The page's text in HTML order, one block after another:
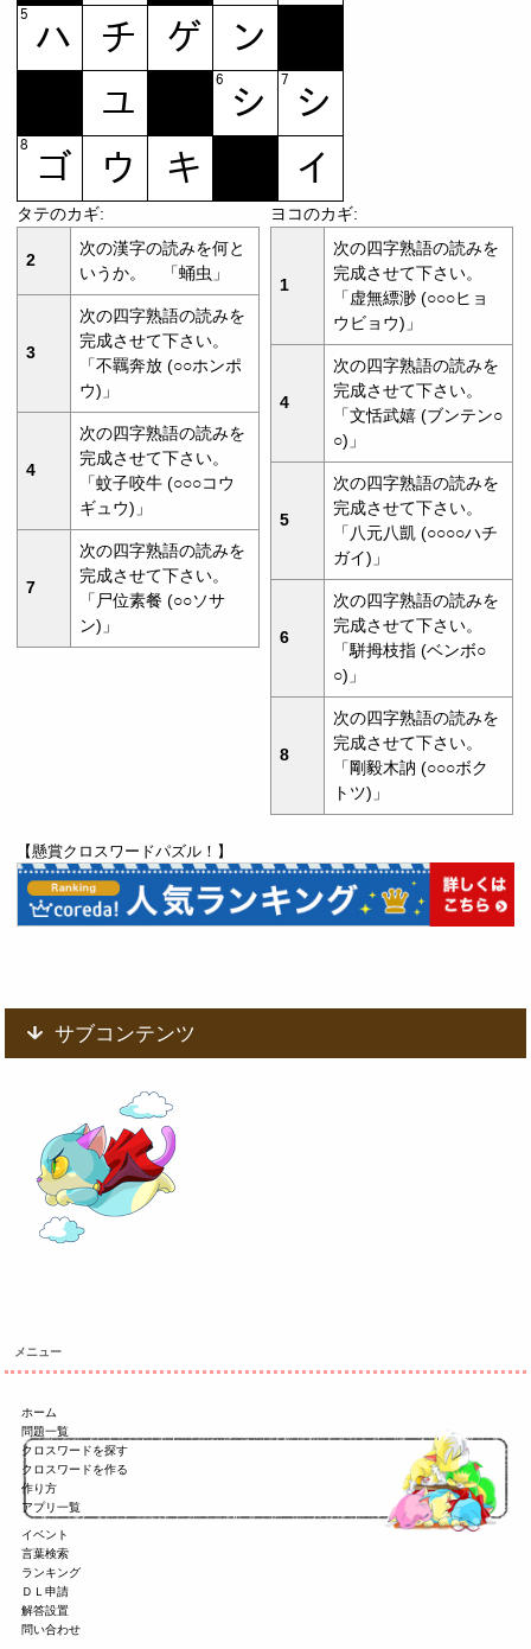
タテのカギ:
2
次の漢字の読みを何と
いうか。 「蛹虫」
3
次の四字熟語の読みを
完成させて下さい。
「不羈奔放 (○○ホンポ
ウ)」
4
次の四字熟語の読みを
完成させて下さい。
「蚊子咬牛 (○○○コウ
ギュウ)」
7
次の四字熟語の読みを
完成させて下さい。
「尸位素餐 (○○ソサ
ン)」
ヨコのカギ:
1
次の四字熟語の読みを
完成させて下さい。
「虚無縹渺 (○○○ヒョ
ウビョウ)」
4
次の四字熟語の読みを
完成させて下さい。
「文恬武嬉 (ブンテン○
○)」
5
次の四字熟語の読みを
完成させて下さい。
「八元八凱 (○○○○ハチ
ガイ)」
6
次の四字熟語の読みを
完成させて下さい。
「駢拇枝指 (ベンボ○
○)」
8
次の四字熟語の読みを
完成させて下さい。
「剛毅木訥 (○○○ボク
トツ)」
【懸賞クロスワードパズル！】
サブコンテンツ
メニュー
ホーム
問題一覧
クロスワードを探す
クロスワードを作る
作り方
アプリ一覧
イベント
言葉検索
ランキング
ＤＬ申請
解答設置
問い合わせ